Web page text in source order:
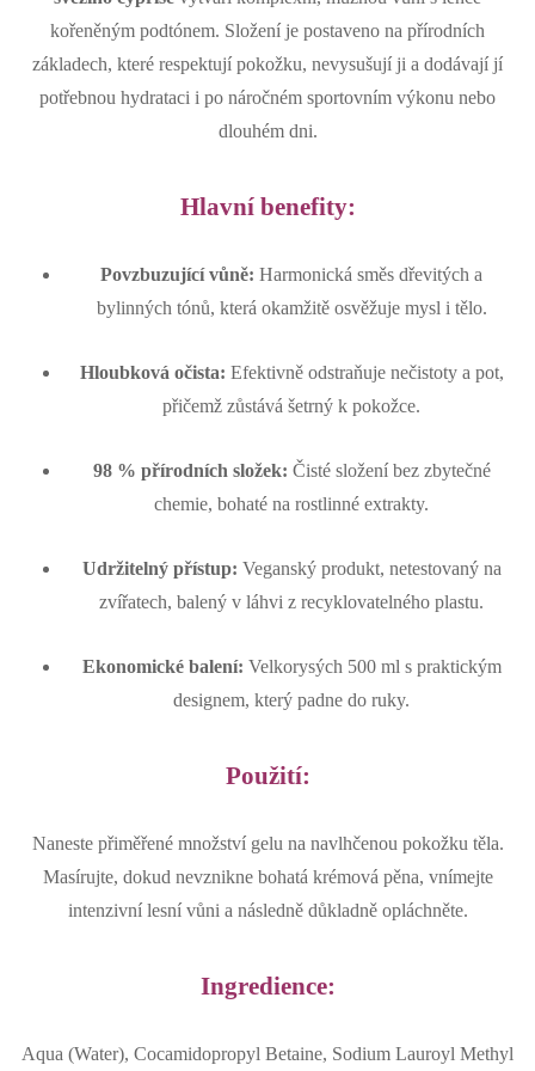
kořeněným podtónem. Složení je postaveno na přírodních
základech, které respektují pokožku, nevysušují ji a dodávají jí
potřebnou hydrataci i po náročném sportovním výkonu nebo
dlouhém dni.
Hlavní benefity:
Povzbuzující vůně: Harmonická směs dřevitých a
bylinných tónů, která okamžitě osvěžuje mysl i tělo.
Hloubková očista: Efektivně odstraňuje nečistoty a pot,
přičemž zůstává šetrný k pokožce.
98 % přírodních složek: Čisté složení bez zbytečné
chemie, bohaté na rostlinné extrakty.
Udržitelný přístup: Veganský produkt, netestovaný na
zvířatech, balený v láhvi z recyklovatelného plastu.
Ekonomické balení: Velkorysých 500 ml s praktickým
designem, který padne do ruky.
Použití:
Naneste přiměřené množství gelu na navlhčenou pokožku těla.
Masírujte, dokud nevznikne bohatá krémová pěna, vnímejte
intenzivní lesní vůni a následně důkladně opláchněte.
Ingredience:
Aqua (Water), Cocamidopropyl Betaine, Sodium Lauroyl Methyl